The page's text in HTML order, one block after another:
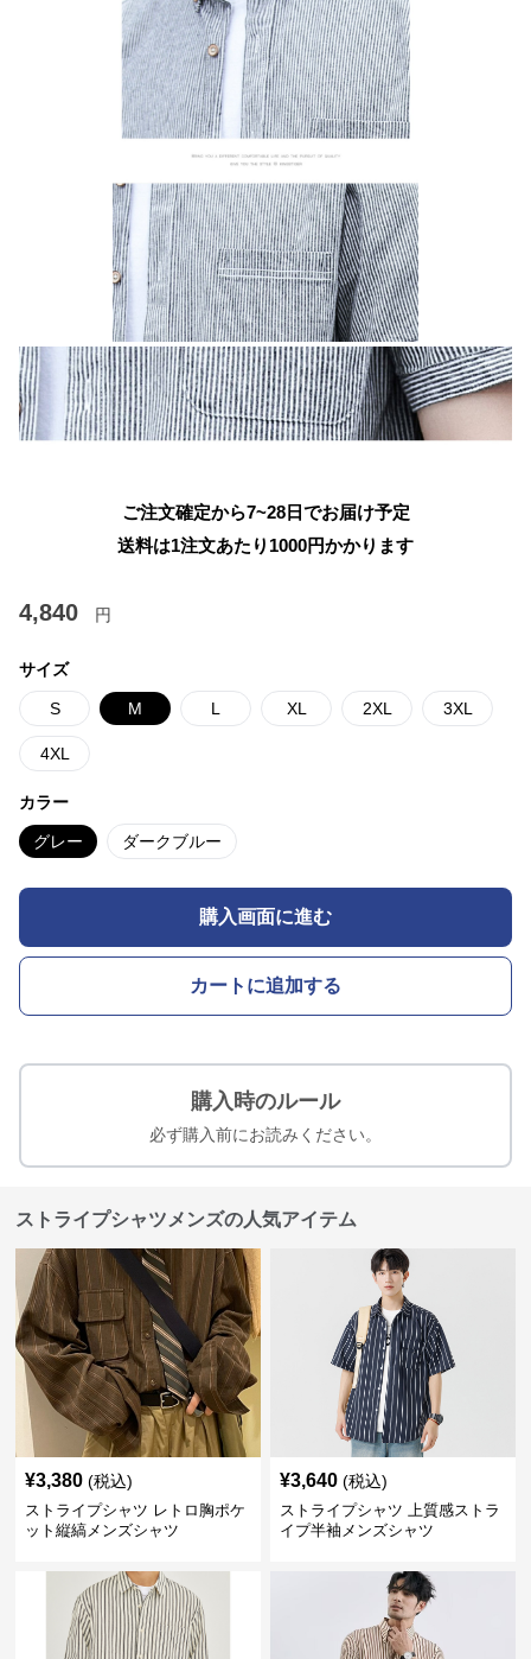
ご注文確定から7~28日でお届け予定
送料は1注文あたり 1000円かかります
4,840 円
サイズ
S M L XL 2XL 3XL
4XL
カラー
グレー ダークブルー
購入画面に進む
カートに追加する
購入時のルール
必ず購入前にお読みください。
ストライプシャツメンズの人気アイテム
¥3,380 (税込)
ストライプシャツ レトロ胸ポケ
ット縦縞メンズシャツ
¥3,640 (税込)
ストライプシャツ 上質感ストラ
イプ半袖メンズシャツ